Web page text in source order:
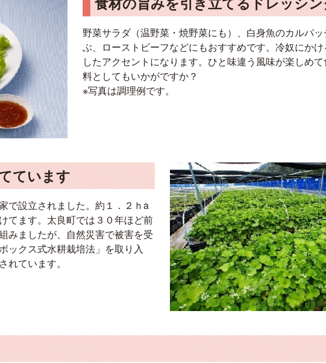
野菜サラダ（温野菜・焼野菜にも）、白身魚のカルパ
ぶ、ローストビーフなどにもおすすめです。冷奴にか
したアクセントになります。ひと味違う風味が楽しめ
料としてもいかがですか？
※写真は調理例です。
ています
で設立されました。約１．２ｈa
てます。太良町では３０年ほど前
みましたが、自然災害で被害を受
ックス式水耕栽培法」を取り入
ています。